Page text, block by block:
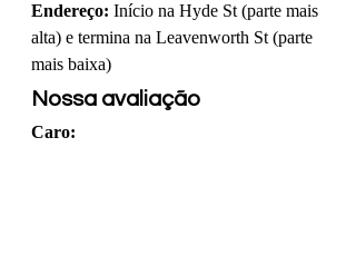
Endereço: Início na Hyde St (parte mais
alta) e termina na Leavenworth St (parte
mais baixa)
Nossa avaliação
Caro: